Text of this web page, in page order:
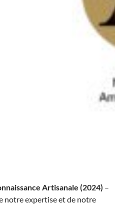
Artisanale (2024) –
notre expertise et de notre